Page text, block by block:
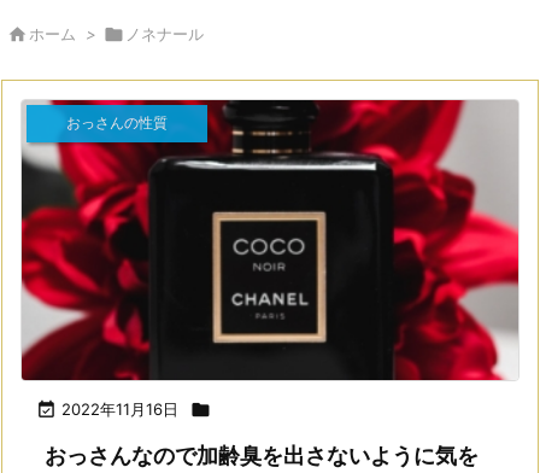
 ホーム >  ノネナール
 2022年11月16日 
おっさんの性質
おっさんなので加齢臭を出さないように気を